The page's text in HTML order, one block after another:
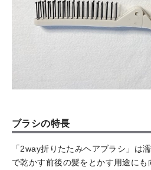
ブラシの特長
「2way折りたたみヘアブラシ」は
で乾かす前後の髪をとかす用途に